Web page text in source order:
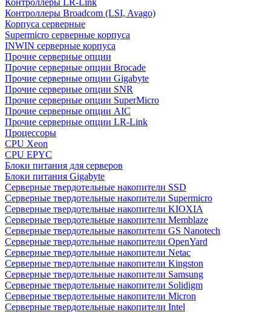
Контроллеры LR-Link
Контроллеры Broadcom (LSI, Avago)
Корпуса серверные
Supermicro серверные корпуса
INWIN серверные корпуса
Прочие серверные опции
Прочие серверные опции Brocade
Прочие серверные опции Gigabyte
Прочие серверные опции SNR
Прочие серверные опции SuperMicro
Прочие серверные опции AIC
Прочие серверные опции LR-Link
Процессоры
CPU Xeon
CPU EPYC
Блоки питания для серверов
Блоки питания Gigabyte
Серверные твердотельные накопители SSD
Cерверные твердотельные накопители Supermicro
Cерверные твердотельные накопители KIOXIA
Cерверные твердотельные накопители Memblaze
Cерверные твердотельные накопители GS Nanotech
Серверные твердотельные накопители OpenYard
Серверные твердотельные накопители Netac
Cерверные твердотельные накопители Kingston
Cерверные твердотельные накопители Samsung
Cерверные твердотельные накопители Solidigm
Cерверные твердотельные накопители Micron
Cерверные твердотельные накопители Intel